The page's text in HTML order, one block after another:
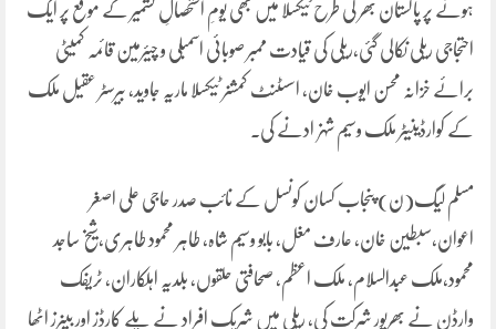
ہونے پر پاکستان بھر کی طرح ٹیکسلا میں بھی یومِ استحصالِ کشمیر کے موقع پر ایک
احتجاجی ریلی نکالی گئی،ریلی کی قیادت ممبر صوبائی اسمبلی و چیئرمین قائمہ کمیٹی
برائے خزانہ محسن ایوب خان، اسسٹنٹ کمشنر ٹیکسلا ماریہ جاوید، بیرسٹر عقیل ملک
کے کوارڈینیٹر ملک وسیم شہزادنے کی۔
مسلم لیگ(ن) پنجاب کسان کونسل کے نائب صدر حاجی علی اصغر
اعوان،سبطین خان، عارف مغل، بابو وسیم شاہ، طاہر محمود طاہری،شیخ ساجد
محمود،ملک عبدالسلام، ملک اعظم، صحافتی حلقوں، بلدیہ اہلکاران، ٹریفک
وارڈن نے بھرپور شرکت کی، ریلی میں شریک افراد نے پلے کارڈز اور بینرز اٹھا